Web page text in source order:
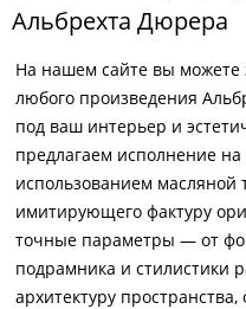
Альбрехта Дюрера
На нашем сайте вы можете
любого произведения
под ваш интерьер и
предлагаем исполнение на
использованием масляной
имитирующего фактуру
точные параметры — от
подрамника и
архитектуру